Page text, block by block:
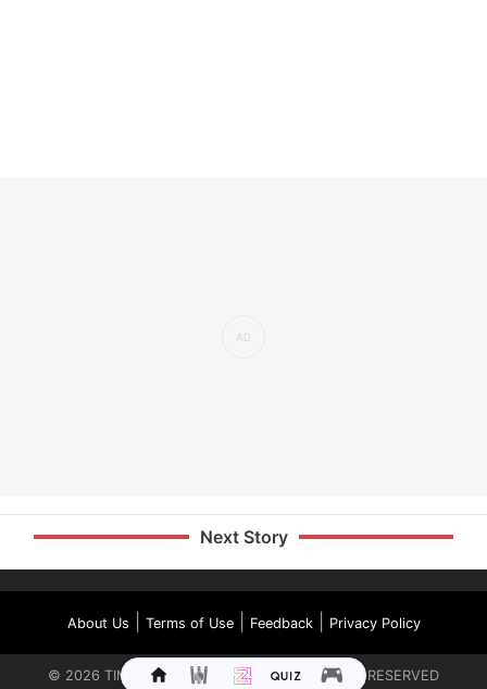
Next Story
About Us Terms of Use| Feedback| Privacy Policy
© 2026 TIMES INTERNET LIMITED. ALL RIGHTS RESERVED